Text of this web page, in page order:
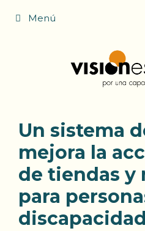
Menú
Un sistema
mejora la
de tiendas y
para